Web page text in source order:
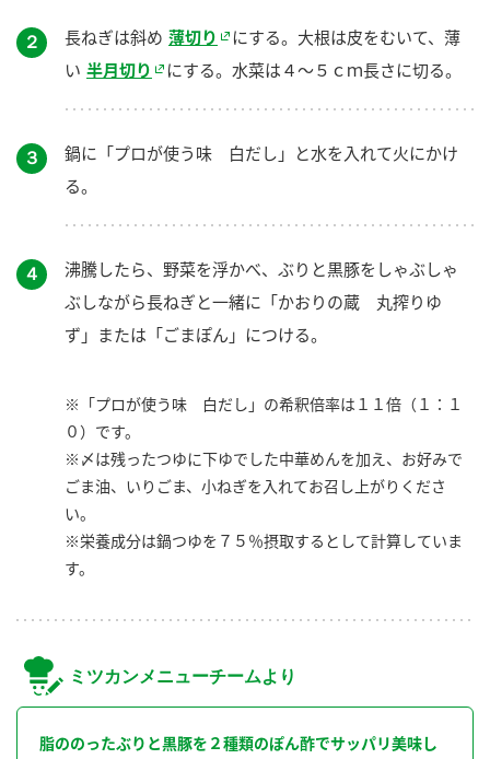
２ 長ねぎは斜め 薄切り
にする。大根は皮をむいて、薄
い 半月切り にする。水菜は４～５ｃｍ長さに切る。
３
鍋に「プロが使う味 白だし」と水を入れて火にかけ
る。
４
沸騰したら、野菜を浮かべ、ぶりと黒豚をしゃぶしゃ
ぶしながら長ねぎと一緒に「かおりの蔵 丸搾りゆ
ず」または「ごまぽん」につける。
※「プロが使う味 白だし」の希釈倍率は１１倍（１：１
０）です。
※〆は残ったつゆに下ゆでした中華めんを加え、お好みで
ごま油、いりごま、小ねぎを入れてお召し上がりくださ
い。
※栄養成分は鍋つゆを７５％摂取するとして計算していま
す。
ミツカンメニューチームより
脂ののったぶりと黒豚を２種類のぽん酢でサッパリ美味し